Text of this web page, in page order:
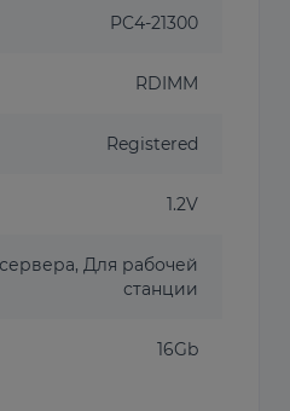
PC4-21300
RDIMM
Registered
1.2V
Для рабочей
станции
16Gb